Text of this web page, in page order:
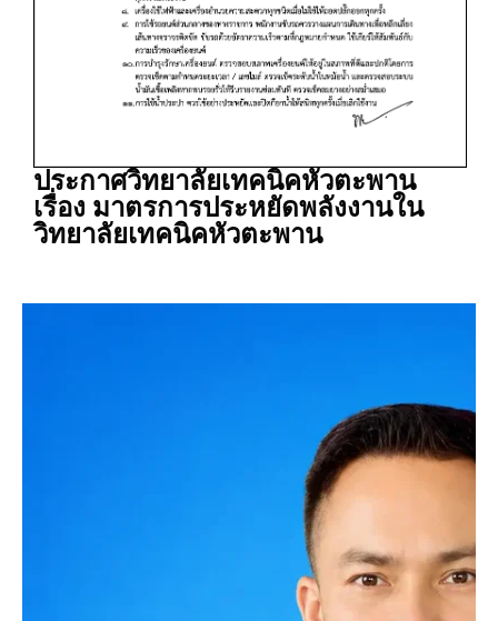
ประกาศวิทยาลัยเทคนิคหัวตะพาน
เรื่อง มาตรการประหยัดพลังงานใน
วิทยาลัยเทคนิคหัวตะพาน